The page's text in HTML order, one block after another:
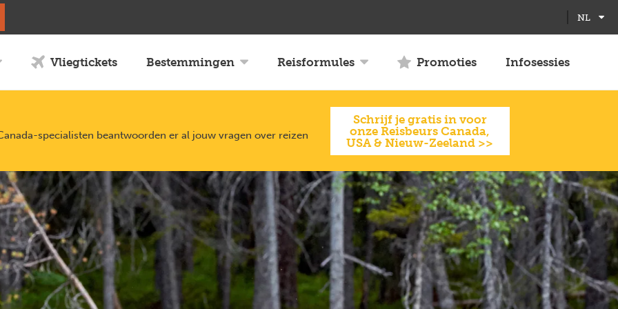
NL
Vliegtickets Bestemmingen Reisformules Promoties Infosessies
specialisten beantwoorden er al jouw vragen over reizen
Schrijf je gratis in voor
onze Reisbeurs Canada,
USA & Nieuw-Zeeland >>
screen